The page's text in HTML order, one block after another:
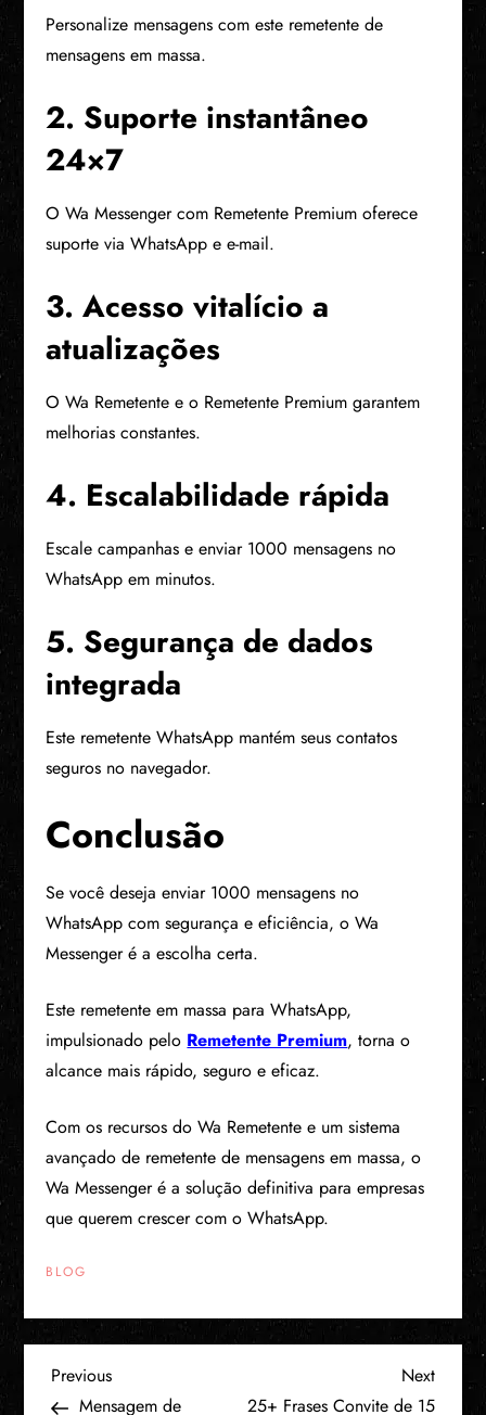
Personalize mensagens com este remetente de
mensagens em massa.
2. Suporte instantâneo
24×7
O Wa Messenger com Remetente Premium oferece
suporte via WhatsApp e e-mail.
3. Acesso vitalício a
atualizações
O Wa Remetente e o Remetente Premium garantem
melhorias constantes.
4. Escalabilidade rápida
Escale campanhas e enviar 1000 mensagens no
WhatsApp em minutos.
5. Segurança de dados
integrada
Este remetente WhatsApp mantém seus contatos
seguros no navegador.
Conclusão
Se você deseja enviar 1000 mensagens no
WhatsApp com segurança e eficiência, o Wa
Messenger é a escolha certa.
Este remetente em massa para WhatsApp,
impulsionado pelo Remetente Premium, torna o
alcance mais rápido, seguro e eficaz.
Com os recursos do Wa Remetente e um sistema
avançado de remetente de mensagens em massa, o
Wa Messenger é a solução definitiva para empresas
que querem crescer com o WhatsApp.
BLOG
N
Previous
Post
Previous
Mensagem de
Next
Post
Next
25+ Frases Convite de 15